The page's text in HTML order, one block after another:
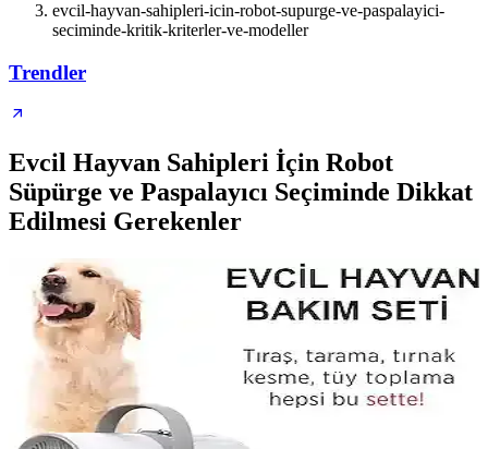
evcil-hayvan-sahipleri-icin-robot-supurge-ve-paspalayici-
seciminde-kritik-kriterler-ve-modeller
Trendler
Evcil Hayvan Sahipleri İçin Robot
Süpürge ve Paspalayıcı Seçiminde Dikkat
Edilmesi Gerekenler